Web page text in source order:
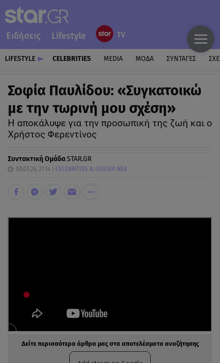
Ειδήσεις Lifestyle
LIFESTYLE CELEBRITIES MEDIA ΜΟΔΑ ΣΥΝΤΑΓΕΣ
Σοφία Παυλίδου: «Συγκατοικώ
με την τωρινή μου σχέση»
Η αποκάλυψε για την προσωπική της ζωή και ο
Χρήστος Φερεντίνος
Συντακτική ΟμάδαSTAR.GR
08.05.26, 21:14 CELEBRITIES & GOSSIP ΝΕΑ
Δείτε περισσότερα άρθρα μας στα αποτελέσματα αναζήτησης